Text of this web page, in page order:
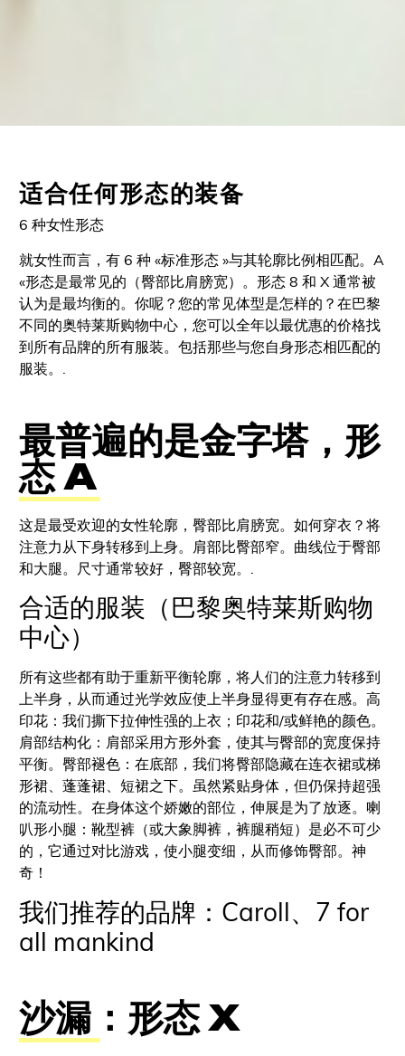
适合任何形态的装备
6 种女性形态
就女性而言，有 6 种 «标准形态 »与其轮廓比例相匹配。A
«形态是最常见的（臀部比肩膀宽）。形态 8 和 X 通常被
认为是最均衡的。你呢？您的常见体型是怎样的？在巴黎
不同的奥特莱斯购物中心，您可以全年以最优惠的价格找
到所有品牌的所有服装。包括那些与您自身形态相匹配的
服装。.
最普遍的是金字塔，形
态 A
这是最受欢迎的女性轮廓，臀部比肩膀宽。如何穿衣？将
注意力从下身转移到上身。肩部比臀部窄。曲线位于臀部
和大腿。尺寸通常较好，臀部较宽。.
合适的服装（巴黎奥特莱斯购物
中心）
所有这些都有助于重新平衡轮廓，将人们的注意力转移到
上半身，从而通过光学效应使上半身显得更有存在感。高
印花：我们撕下拉伸性强的上衣；印花和/或鲜艳的颜色。
肩部结构化：肩部采用方形外套，使其与臀部的宽度保持
平衡。臀部褪色：在底部，我们将臀部隐藏在连衣裙或梯
形裙、蓬蓬裙、短裙之下。虽然紧贴身体，但仍保持超强
的流动性。在身体这个娇嫩的部位，伸展是为了放逐。喇
叭形小腿：靴型裤（或大象脚裤，裤腿稍短）是必不可少
的，它通过对比游戏，使小腿变细，从而修饰臀部。神
奇！
我们推荐的品牌：Caroll、7 for
all mankind
沙漏：形态 X